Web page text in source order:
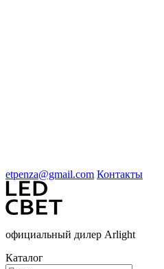
etpenza@gmail.com Контакты
официальный дилер Arlight
Каталог